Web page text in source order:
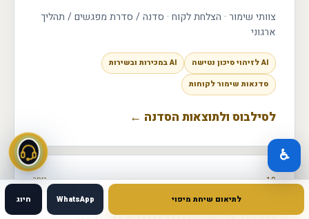
צוותי שימור · הצלחת לקוח · סדנה / סדרת מפגשים / תהליך
ארגוני
AI לזיהוי סיכון נטישה
AI במכירות ובשירות
סדנאות שימור לקוחות
לסילבוס ולתוצאות הסדנה ←
19 רוחב
לתיאום שיחת מיפוי WhatsApp חיוג
♿